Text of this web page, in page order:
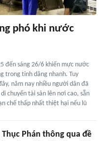
phó khi nước
đến sáng 26/6 khiến mực nước
trong tỉnh dâng nhanh. Tuy
năm nay nhiều người dân đã
chuyển tài sản lên nơi cao, sẵn
chế thấp nhất thiệt hại nếu lũ
Phán thông qua đề